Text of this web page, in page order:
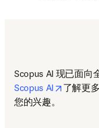
Scopus AI 现已面向
Scopus AI
opens
了解更
您的兴趣。